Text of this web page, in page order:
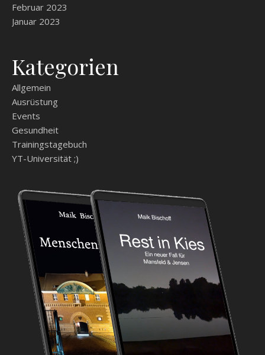
Februar 2023
Januar 2023
Kategorien
Allgemein
Ausrüstung
Events
Gesundheit
Trainingstagebuch
YT-Universität ;)